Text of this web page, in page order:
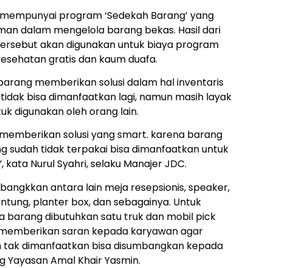
program ‘Sedekah Barang’ yang
dalam mengelola barang bekas. Hasil dari
akan digunakan untuk biaya program
gratis dan kaum duafa.
memberikan solusi dalam hal inventaris
bisa dimanfaatkan lagi, namun masih layak
digunakan oleh orang lain.
memberikan solusi yang smart. karena barang
sudah tidak terpakai bisa dimanfaatkan untuk
kata Nurul Syahri, selaku Manajer JDC.
antara lain meja resepsionis, speaker,
planter box, dan sebagainya. Untuk
barang dibutuhkan satu truk dan mobil pick
saran kepada karyawan agar
tak dimanfaatkan bisa disumbangkan kepada
Amal Khair Yasmin.